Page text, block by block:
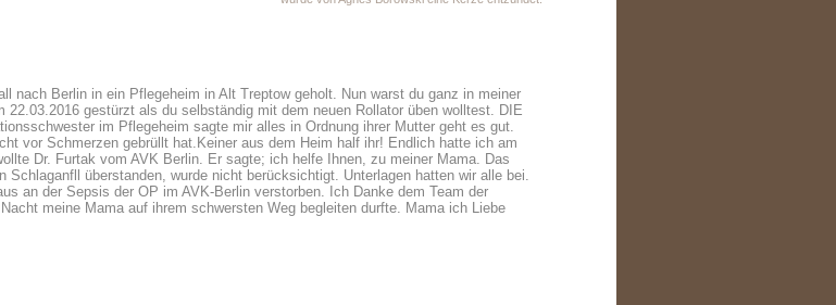
nach Berlin in ein Pflegeheim in Alt Treptow geholt. Nun warst du ganz in meiner
22.03.2016 gestürzt als du selbständig mit dem neuen Rollator üben wolltest. DIE
im Pflegeheim sagte mir alles in Ordnung ihrer Mutter geht es gut.
vor Schmerzen gebrüllt hat.Keiner aus dem Heim half ihr! Endlich hatte ich am
Dr. Furtak vom AVK Berlin. Er sagte; ich helfe Ihnen, zu meiner Mama. Das
Schlaganfll überstanden, wurde nicht berücksichtigt. Unterlagen hatten wir alle bei.
an der Sepsis der OP im AVK-Berlin verstorben. Ich Danke dem Team der
meine Mama auf ihrem schwersten Weg begleiten durfte. Mama ich Liebe